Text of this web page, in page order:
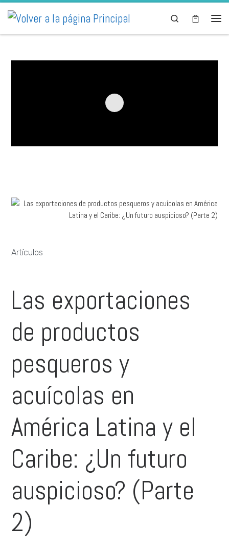
Skip to content Search
Artículos
Las exportaciones
de productos
pesqueros y
acuícolas en
América Latina y el
Caribe: ¿Un futuro
auspicioso? (Parte
2)